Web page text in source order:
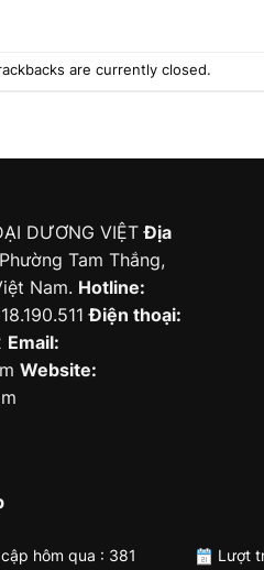
are currently closed.
DƯƠNG VIỆTĐịa
Tam Thắng,
Nam. Hotline:
Điện thoại:
Email:
Website:
hôm qua : 381 Lượt